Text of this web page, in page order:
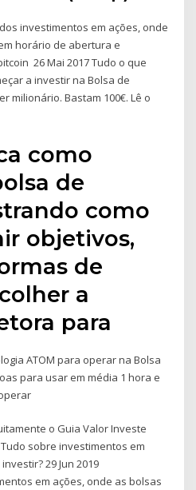
investimentos em ações, onde
horário de abertura e
26 Mai 2017 Tudo o que
a investir na Bolsa de
milionário. Bastam 100€. Lê o
como
de
como
objetivos,
de
a
para
ATOM para operar na Bolsa
para usar em média 1 hora e
o Guia Valor Investe
sobre investimentos em
29 Jun 2019
em ações, onde as bolsas